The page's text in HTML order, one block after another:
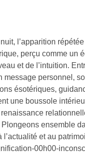
l’apparition
perçu comme un
et de l’intuition.
personnel,
ésotériques,
une boussole
ensemble
et au
00h00-